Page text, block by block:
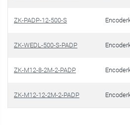
ZK-PADP-12-500-S
ZK-WEDL-500-S-PADP
ZK-M12-8-2M-2-PADP
ZK-M12-12-2M-2-PADP